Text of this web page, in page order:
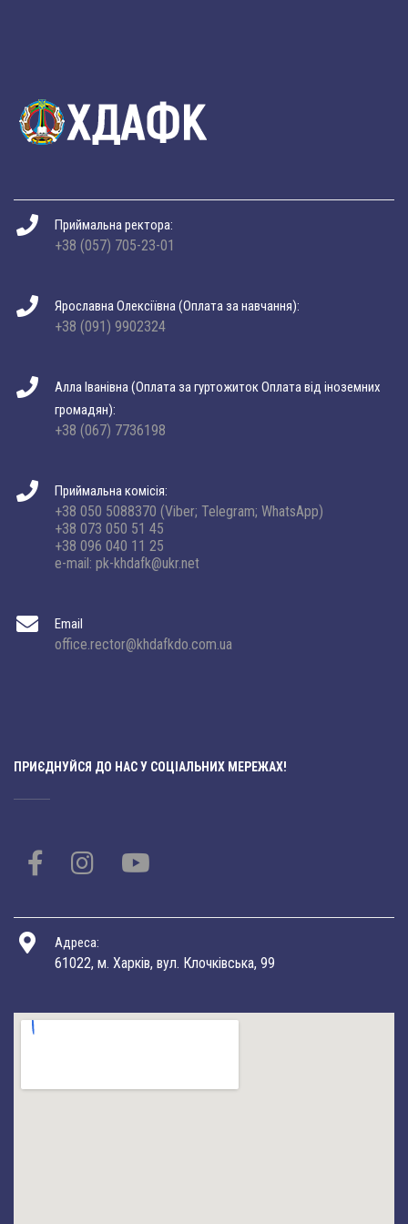
Приймальна ректора:
+38 (057) 705-23-01
Ярославна Олексіївна (Оплата за навчання):
+38 (091) 9902324
Алла Іванівна (Оплата за гуртожиток Оплата від іноземних
громадян):
+38 (067) 7736198
Приймальна комісія:
+38 050 5088370 (Viber; Telegram; WhatsApp)
+38 073 050 51 45
+38 096 040 11 25
e-mail: pk-khdafk@ukr.net
Email
office.rector@khdafkdo.com.ua
ПРИЄДНУЙСЯ ДО НАС У СОЦІАЛЬНИХ МЕРЕЖАХ!
Адреса:
61022, м. Харків, вул. Клочківська, 99